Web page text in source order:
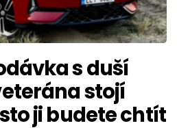
s duší
stojí
ji budete chtít